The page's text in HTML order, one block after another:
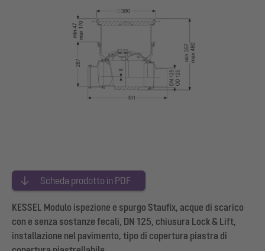
Scheda prodotto in PDF
KESSEL Modulo ispezione e spurgo Staufix, acque di scarico
con e senza sostanze fecali, DN 125, chiusura Lock & Lift,
installazione nel pavimento, tipo di copertura piastra di